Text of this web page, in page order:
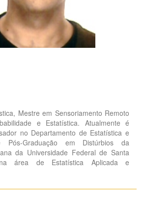
Mestre em Sensoriamento Remoto
e Estatística. Atualmente é
no Departamento de Estatística e
Graduação em Distúrbios da
da Universidade Federal de Santa
área de Estatística Aplicada e